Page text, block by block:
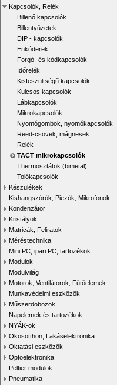
Kapcsolók, Relék
Billenő kapcsolók
Billentyűzetek
DIP - kapcsolók
Enkóderek
Forgó- és kódkapcsolók
Időrelék
Kisfeszültségű kapcsolók
Kulcsos kapcsolók
Lábkapcsolók
Mikrokapcsolók
Nyomógombok, nyomókapcsolók
Reed-csövek, mágnesek
Relék
TACT mikrokapcsolók
Thermosztátok (bimetal)
Tolókapcsolók
Készülékek
Kishangszórók, Piezók, Mikrofonok
Kondenzátor
Kristályok
Matricák, Feliratok
Méréstechnika
Mini PC, ipari PC, tartozékok
Modulok
Modulvilág
Motorok, Ventilátorok, Fűtőelemek
Munkavédelmi eszközök
Műszerdobozok
Napelemek és tartozékok
NYÁK-ok
Okosotthon, Lakáselektronika
Oktatási eszközök
Optoelektronika
Peltier modulok
Pneumatika